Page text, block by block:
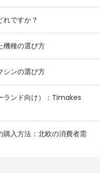
れですか？
機種の選び方
シンの選び方
ランド向け）：Timakes
購入方法：北欧の消費者需